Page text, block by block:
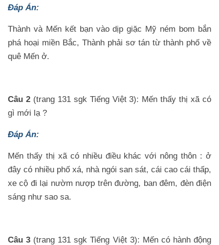
Đáp Án:
Thành và Mến kết bạn vào dịp giặc Mỹ ném bom bắn
phá hoại miền Bắc, Thành phải sơ tán từ thành phố về
quê Mến ở.
Câu 2(trang 131 sgk Tiếng Việt 3): Mến thấy thị xã có
gì mới lạ ?
Đáp Án:
Mến thấy thị xã có nhiều điều khác với nông thôn : ở
đây có nhiều phố xá, nhà ngói san sát, cái cao cái thấp,
xe cộ đi lại nườm nượp trên đường, ban đêm, đèn điện
sáng như sao sa.
Câu 3 (trang 131 sgk Tiếng Việt 3): Mến có hành động